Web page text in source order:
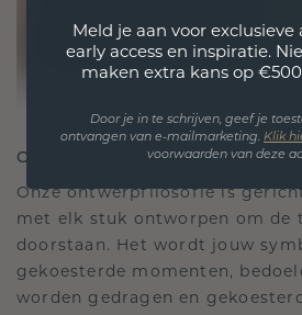
ONTWORPEN VOOR
Onze ontwerpfilosofie is
met elk stuk ontworpen om de
doorstaan. Het wordt jouw
gekoesterde momenten,
worden gedragen en
Meld je aan voor
early access en inspiratie.
maken extra kans op
Door je in te schrijven, geef je
ontvangen van e-mailmarketing. Klik
voorwaarden van deze